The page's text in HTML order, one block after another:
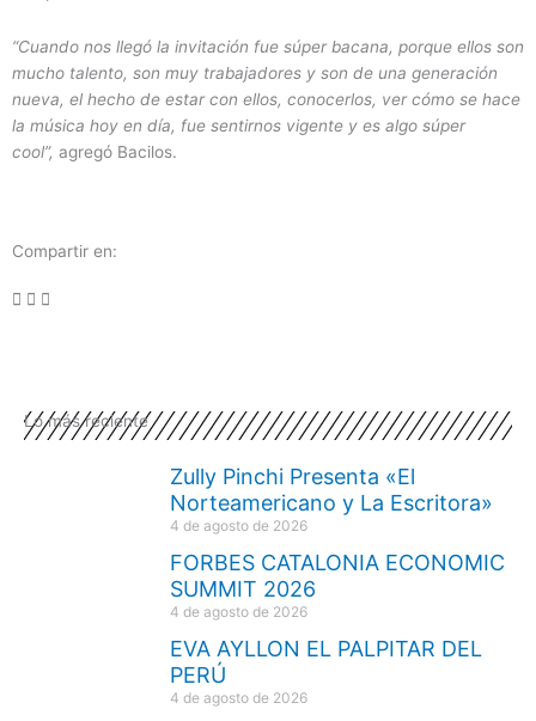
“Cuando nos llegó la invitación fue súper bacana, porque ellos son
mucho talento, son muy trabajadores y son de una generación
nueva, el hecho de estar con ellos, conocerlos, ver cómo se hace
la música hoy en día, fue sentirnos vigente y es algo súper
cool”, agregó Bacilos.
Compartir en:
Lo más reciente
Zully Pinchi Presenta «El
Norteamericano y La Escritora»
4 de agosto de 2026
FORBES CATALONIA ECONOMIC
SUMMIT 2026
4 de agosto de 2026
EVA AYLLON EL PALPITAR DEL
PERÚ
4 de agosto de 2026